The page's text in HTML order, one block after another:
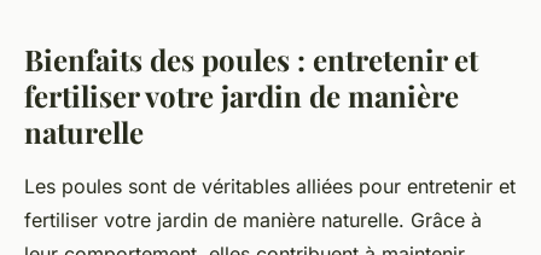
Bienfaits des poules : entretenir et
fertiliser votre jardin de manière
naturelle
Les poules sont de véritables alliées pour entretenir et
fertiliser votre jardin de manière naturelle. Grâce à